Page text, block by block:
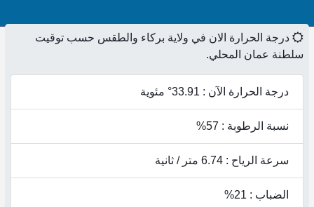
درجة الحرارة الان في ولاية بركاء والطقس حسب توقيت
سلطنة عمان المحلي.
درجة الحرارة الآن : 33.91° مئوية
نسبة الرطوبة : 57%
سرعة الرياح : 6.74 متر / ثانية
الضباب : 21%